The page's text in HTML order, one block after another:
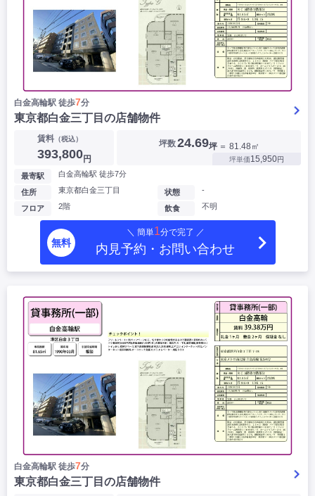
白金高輪駅 徒歩7分
東京都白金三丁目の店舗物件
賃料（税込）
393,800円
坪数24.69坪 ＝ 81.48㎡
坪単価15,950円
最寄駅 白金高輪駅 徒歩7分
住所 東京都白金三丁目
フロア 2階
状態 -
飲食 不明
無料
＼ 簡単1分で完了 ／
内見予約・お問い合わせ
白金高輪駅 徒歩7分
東京都白金三丁目の店舗物件